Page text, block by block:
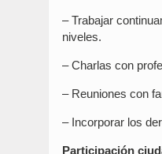
– Trabajar
niveles.
– Charlas con
– Reuniones con
– Incorporar los
Participación